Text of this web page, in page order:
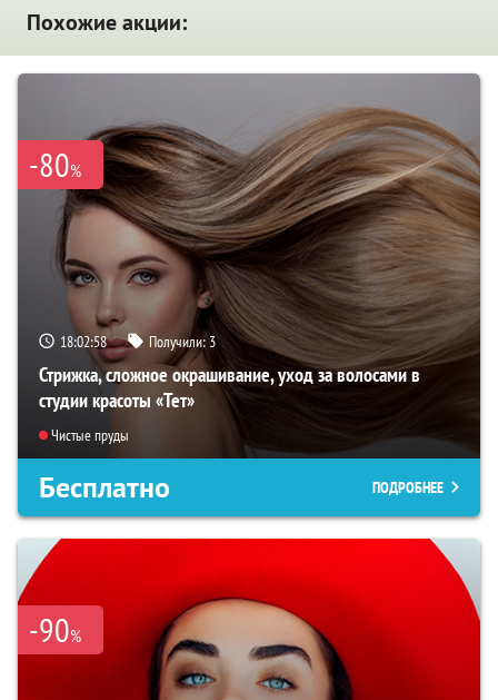
Похожие акции:
-80%
18:02:56 Получили:3
Стрижка, сложное окрашивание, уход за волосами в
студии красоты «Тет»
Чистые пруды
Бесплатно ПОДРОБНЕЕ
-90%